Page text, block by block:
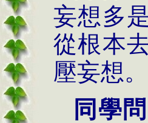
妄想多
從根本
壓妄想。
同學問